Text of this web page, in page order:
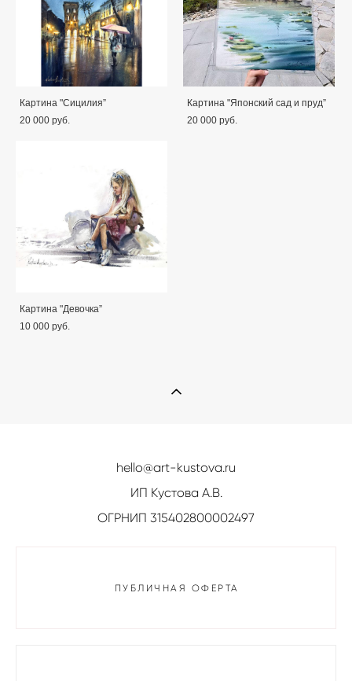
Картина "Сицилия”
20 000 pуб.
Картина "Японский сад и пруд”
20 000 pуб.
Картина "Девочка”
10 000 pуб.
hello@art-kustova.ru
ИП Кустова А.В.
ОГРНИП 315402800002497
ПУБЛИЧНАЯ ОФЕРТА